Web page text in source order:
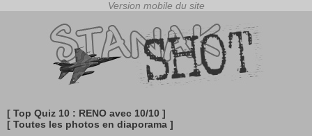
[ Top Quiz 10 : RENO avec 10/10 ]
[ Toutes les photos en diaporama ]